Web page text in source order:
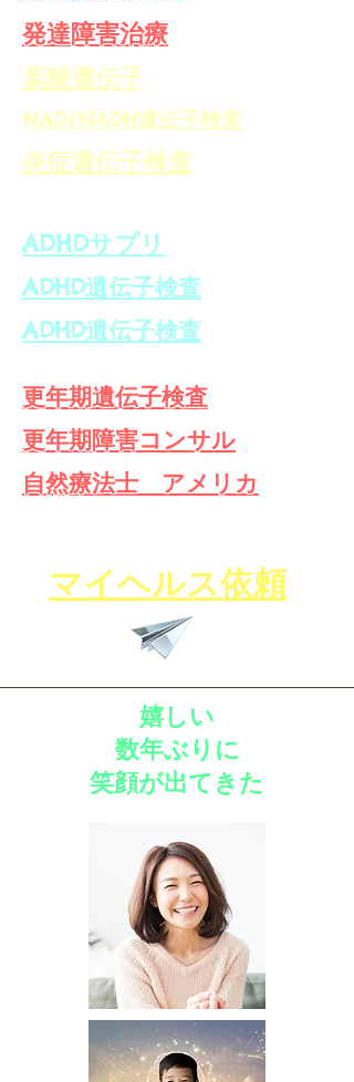
​発達障害治療
​葉酸遺伝子
NAD/NADH遺伝子検査
炎症遺伝子検査
ADHDサプリ
ADHD遺伝子検査
ADHD遺伝子検査
更年期遺伝子検査
更年期障害コンサル
自然療法士 アメリカ
​マイヘルス依頼
嬉しい
数年ぶりに
​笑顔が出てきた